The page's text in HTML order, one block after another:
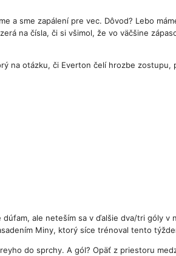
a sme zapálení pre vec. Dôvod? Lebo
na čísla, či si všimol, že vo väčšine
na otázku, či Everton čelí hrozbe zostupu,
ale neteším sa v ďalšie dva/tri góly v
Miny, ktorý síce trénoval tento
do sprchy. A gól? Opäť z priestoru